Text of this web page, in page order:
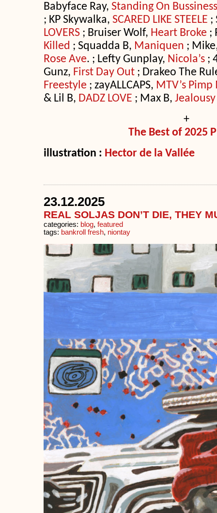
Babyface Ray, Standing On Bussiness
; KP Skywalka, SCARED LIKE STEELE ;
LOVERS ; Bruiser Wolf, Heart Broke ;
Killed ; Squadda B, Maniquen ;
Rose Ave. ; Lefty Gunplay, Nicola’s ;
Gunz, First Day Out ; Drakeo The
Freestyle ; zayALLCAPS, MTV’s
& Lil B, DADZ LOVE ; Max B, Jealousy
+
The Best of 2025
illustration : Hector de la Vallée
23.12.2025
REAL SOLJAS DON’T DIE, THEY
categories: blog, featured
tags: bankroll fresh, niontay